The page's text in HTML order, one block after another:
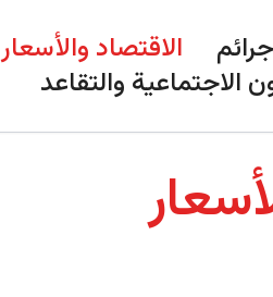
الاقتصاد والأسعار
الاجتماعية والتقاعد